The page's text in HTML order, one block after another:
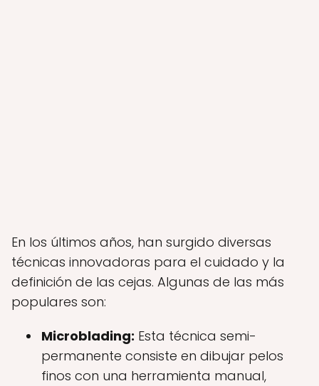
En los últimos años, han surgido diversas
técnicas innovadoras para el cuidado y la
definición de las cejas. Algunas de las más
populares son:
Microblading: Esta técnica semi-
permanente consiste en dibujar pelos
finos con una herramienta manual,